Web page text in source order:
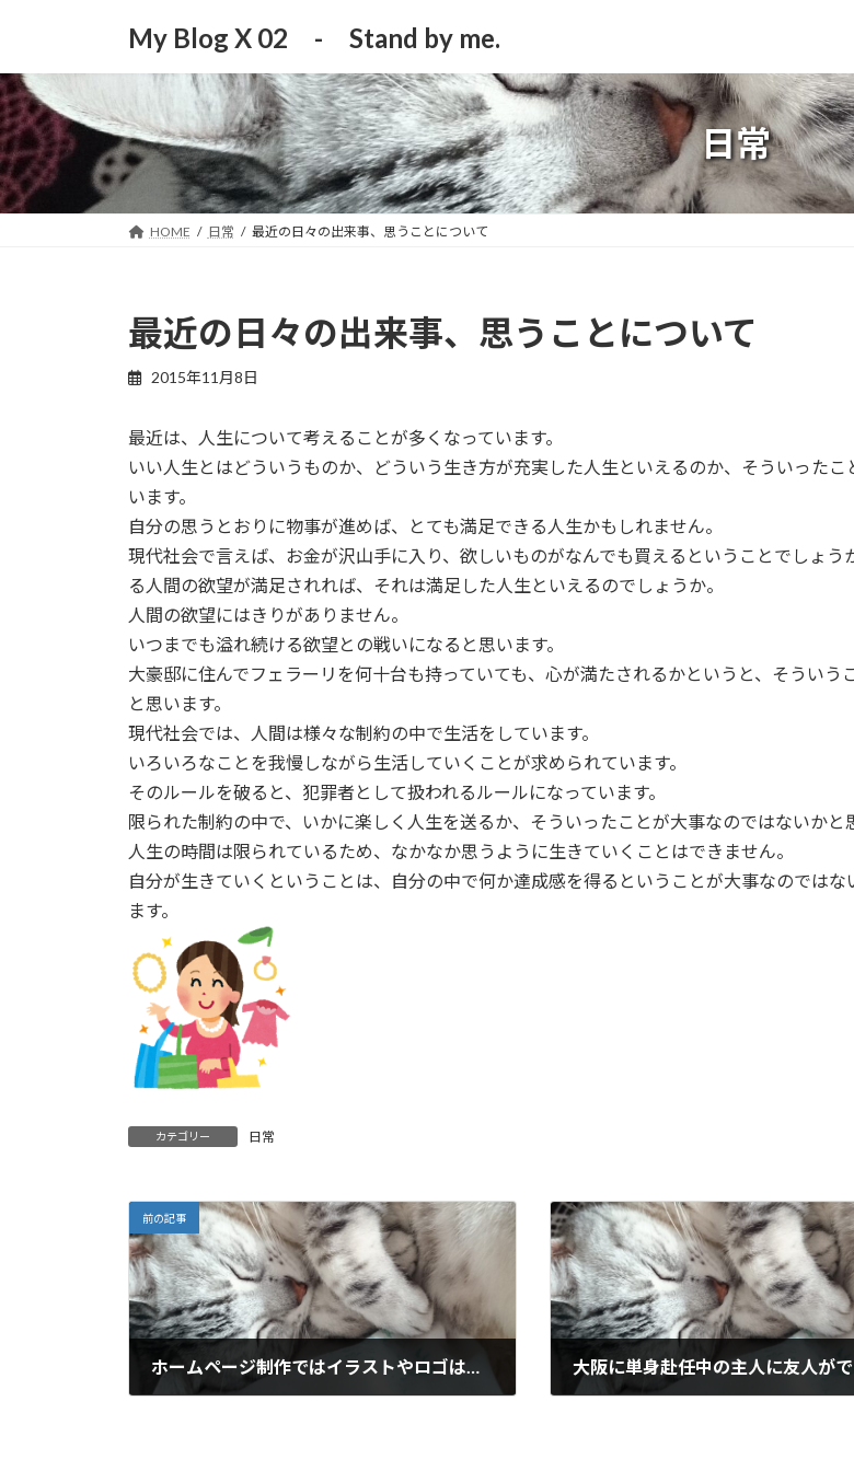
ン
ツ
へ
ス
キ
ー
シ
ョ
ン
に
My Blog X 02 - Stand by me.
日常
HOME 日常 最近の日々の出来事、思うことについて
最近の日々の出来事、思うことについて
2015年11月8日
最近は、人生について考えることが多くなっています。
いい人生とはどういうものか、どういう生き方が充実した人生といえるのか、そういったこ
います。
自分の思うとおりに物事が進めば、とても満足できる人生かもしれません。
現代社会で言えば、お金が沢山手に入り、欲しいものがなんでも買えるということでしょう
る人間の欲望が満足されれば、それは満足した人生といえるのでしょうか。
人間の欲望にはきりがありません。
いつまでも溢れ続ける欲望との戦いになると思います。
大豪邸に住んでフェラーリを何十台も持っていても、心が満たされるかというと、そういう
と思います。
現代社会では、人間は様々な制約の中で生活をしています。
いろいろなことを我慢しながら生活していくことが求められています。
そのルールを破ると、犯罪者として扱われるルールになっています。
限られた制約の中で、いかに楽しく人生を送るか、そういったことが大事なのではないかと
人生の時間は限られているため、なかなか思うように生きていくことはできません。
自分が生きていくということは、自分の中で何か達成感を得るということが大事なのではな
ます。
カテゴリー 日常
前の記事
ホームページ制作ではイラストやロゴは自作してみて